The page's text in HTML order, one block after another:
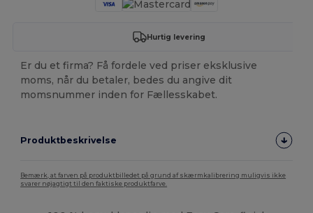
Hurtig levering
Er du et firma? Få fordele ved priser eksklusive
moms, når du betaler, bedes du angive dit
momsnummer inden for Fællesskabet.
Produktbeskrivelse
Bemærk, at farven på produktbilledet på grund af skærmkalibrering muligvis ikke
svarer nøjagtigt til den faktiske produktfarve.